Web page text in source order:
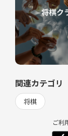
関連カテゴリ
将棋
ご利